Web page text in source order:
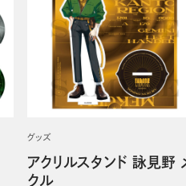
グッズ
アクリルスタンド 詠見野
クル